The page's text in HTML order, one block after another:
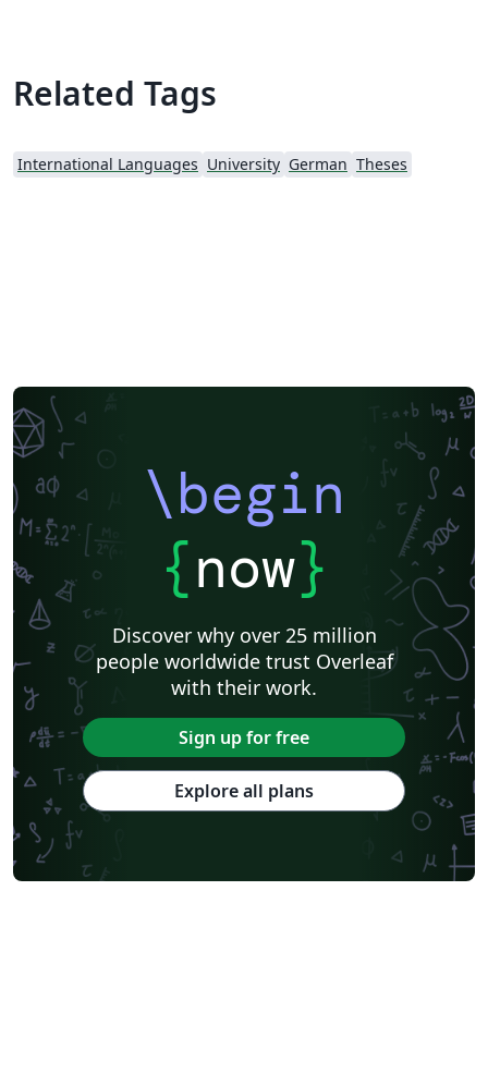
Related Tags
International Languages University German Theses
\begin
{now}
Discover why over 25 million
people worldwide trust Overleaf
with their work.
Sign up for free
Explore all plans